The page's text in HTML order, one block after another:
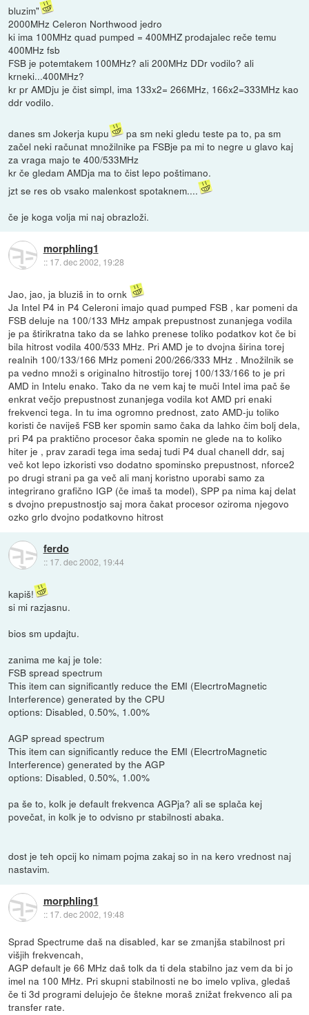
bluzim"
2000MHz Celeron Northwood jedro
ki ima 100MHz quad pumped = 400MHZ prodajalec reče temu
400MHz fsb
FSB je potemtakem 100MHz? ali 200MHz DDr vodilo? ali
krneki...400MHz?
kr pr AMDju je čist simpl, ima 133x2= 266MHz, 166x2=333MHz kao
ddr vodilo.
danes sm Jokerja kupu
pa sm neki gledu teste pa to, pa sm
začel neki računat množilnike pa FSBje pa mi to negre u glavo kaj
za vraga majo te 400/533MHz
kr če gledam AMDja ma to čist lepo poštimano.
jzt se res ob vsako malenkost spotaknem....
če je koga volja mi naj obrazloži.
morphling1
:: 17. dec 2002, 19:28
Jao, jao, ja bluziš in to ornk
Ja Intel P4 in P4 Celeroni imajo quad pumped FSB , kar pomeni da
FSB deluje na 100/133 MHz ampak prepustnost zunanjega vodila
je pa štirikratna tako da se lahko prenese toliko podatkov kot če bi
bila hitrost vodila 400/533 MHz. Pri AMD je to dvojna širina torej
realnih 100/133/166 MHz pomeni 200/266/333 MHz . Množilnik se
pa vedno množi s originalno hitrostijo torej 100/133/166 to je pri
AMD in Intelu enako. Tako da ne vem kaj te muči Intel ima pač še
enkrat večjo prepustnost zunanjega vodila kot AMD pri enaki
frekvenci tega. In tu ima ogromno prednost, zato AMD-ju toliko
koristi če naviješ FSB ker spomin samo čaka da lahko čim bolj dela,
pri P4 pa praktično procesor čaka spomin ne glede na to koliko
hiter je , prav zaradi tega ima sedaj tudi P4 dual chanell ddr, saj
več kot lepo izkoristi vso dodatno spominsko prepustnost, nforce2
po drugi strani pa ga več ali manj koristno uporabi samo za
integrirano grafično IGP (če imaš ta model), SPP pa nima kaj delat
s dvojno prepustnostjo saj mora čakat procesor oziroma njegovo
ozko grlo dvojno podatkovno hitrost
ferdo
:: 17. dec 2002, 19:44
kapiš!
si mi razjasnu.
bios sm updajtu.
zanima me kaj je tole:
FSB spread spectrum
This item can significantly reduce the EMI (ElecrtroMagnetic
Interference) generated by the CPU
options: Disabled, 0.50%, 1.00%
AGP spread spectrum
This item can significantly reduce the EMI (ElecrtroMagnetic
Interference) generated by the AGP
options: Disabled, 0.50%, 1.00%
pa še to, kolk je default frekvenca AGPja? ali se splača kej
povečat, in kolk je to odvisno pr stabilnosti abaka.
dost je teh opcij ko nimam pojma zakaj so in na kero vrednost naj
nastavim.
morphling1
:: 17. dec 2002, 19:48
Sprad Spectrume daš na disabled, kar se zmanjša stabilnost pri
višjih frekvencah,
AGP default je 66 MHz daš tolk da ti dela stabilno jaz vem da bi jo
imel na 100 MHz. Pri skupni stabilnosti ne bo imelo vpliva, gledaš
če ti 3d programi delujejo če štekne moraš znižat frekvenco ali pa
transfer rate.